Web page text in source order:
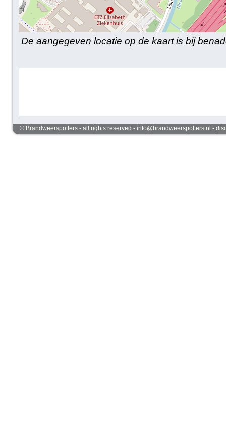
De aangegeven locatie op de kaart is bij
© Brandweerspotters - all rights reserved - info@brandweerspotters.nl -